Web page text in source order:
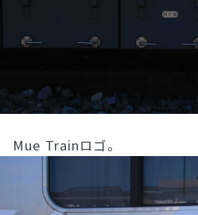
Mue Trainロゴ。